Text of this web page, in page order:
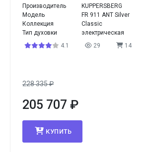
Производитель
KUPPERSBERG
Модель
FR 911 ANT Silver
Коллекция
Classic
Тип духовки
электрическая
4.1
29 14
228 335₽
205 707 ₽
КУПИТЬ